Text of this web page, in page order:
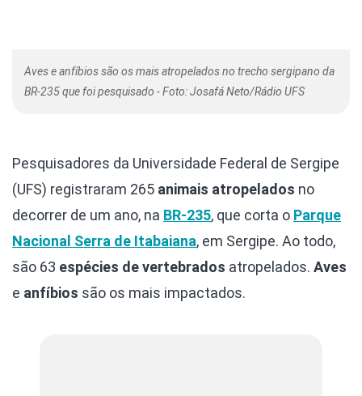
Aves e anfíbios são os mais atropelados no trecho sergipano da
BR-235 que foi pesquisado - Foto: Josafá Neto/Rádio UFS
Pesquisadores da Universidade Federal de Sergipe
(UFS) registraram 265 animais atropelados no
decorrer de um ano, na BR-235, que corta o Parque
Nacional Serra de Itabaiana, em Sergipe. Ao todo,
são 63 espécies de vertebrados atropelados. Aves
e anfíbios são os mais impactados.